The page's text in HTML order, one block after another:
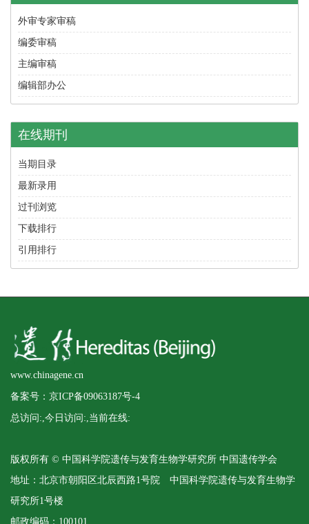
外审专家审稿
编委审稿
主编审稿
编辑部办公
在线期刊
当期目录
最新录用
过刊浏览
下载排行
引用排行
www.chinagene.cn
备案号：京ICP备09063187号-4
总访问: ,今日访问: ,当前在线:
版权所有 © 中国科学院遗传与发育生物学研究所 中国遗传学会
地址：北京市朝阳区北辰西路1号院 中国科学院遗传与发育生物学
研究所1号楼
邮政编码：100101